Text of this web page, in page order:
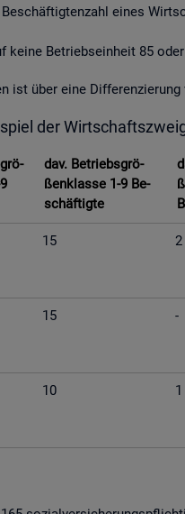
eines
keine Be­triebs­ein­heit 85
ist über eine
der
dav. Be­triebs­grö­
ßen­klas­se 1-9 Be­
schäf­tig­te
15 2
15 -
10 1